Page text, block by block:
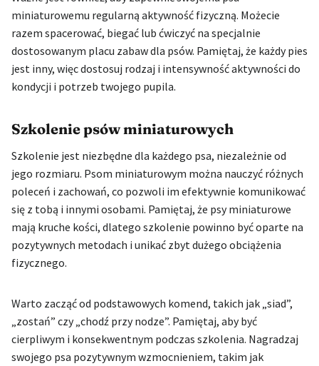
miniaturowemu regularną aktywność fizyczną. Możecie
razem spacerować, biegać lub ćwiczyć na specjalnie
dostosowanym placu zabaw dla psów. Pamiętaj, że każdy pies
jest inny, więc dostosuj rodzaj i intensywność aktywności do
kondycji i potrzeb twojego pupila.
Szkolenie psów miniaturowych
Szkolenie jest niezbędne dla każdego psa, niezależnie od
jego rozmiaru. Psom miniaturowym można nauczyć różnych
poleceń i zachowań, co pozwoli im efektywnie komunikować
się z tobą i innymi osobami. Pamiętaj, że psy miniaturowe
mają kruche kości, dlatego szkolenie powinno być oparte na
pozytywnych metodach i unikać zbyt dużego obciążenia
fizycznego.
Warto zacząć od podstawowych komend, takich jak „siad”,
„zostań” czy „chodź przy nodze”. Pamiętaj, aby być
cierpliwym i konsekwentnym podczas szkolenia. Nagradzaj
swojego psa pozytywnym wzmocnieniem, takim jak